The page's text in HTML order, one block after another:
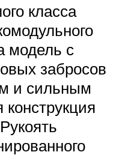
класса
модель с
забросов
и сильным